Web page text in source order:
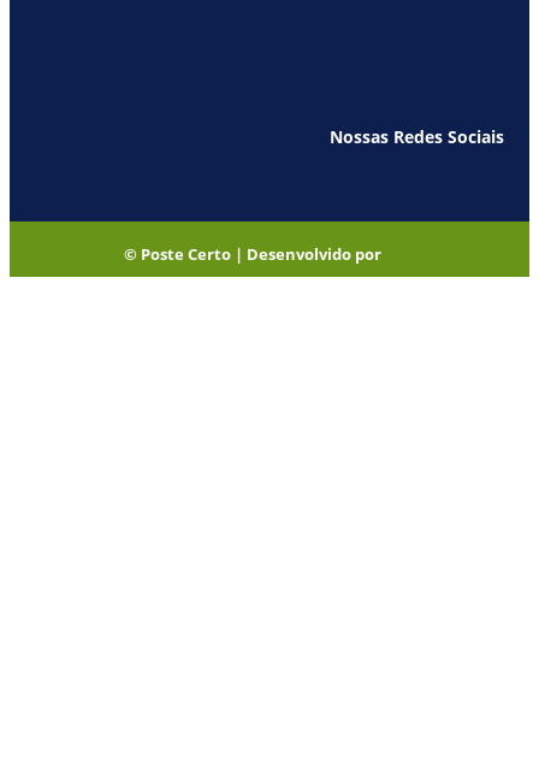
Nossas Redes Sociais
© Poste Certo | Desenvolvido por